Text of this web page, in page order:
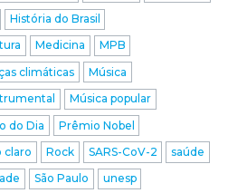
História do Brasil
Medicina
MPB
climáticas
Música
Música popular
do Dia
Prêmio Nobel
claro Rock SARS-CoV-2
saúde
São Paulo
unesp